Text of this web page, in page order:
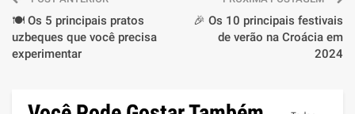
🍽️ Os 5 principais pratos
uzbeques que você precisa
experimentar
🎉 Os 10 principais festivais
de verão na Croácia em
2024